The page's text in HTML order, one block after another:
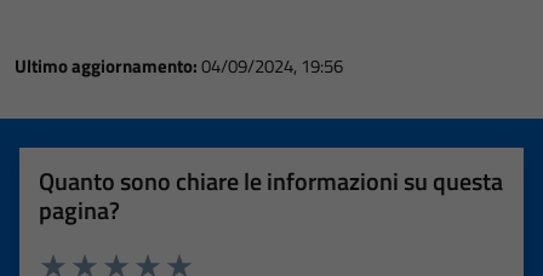
Ultimo aggiornamento:04/09/2024, 19:56
Quanto sono chiare le informazioni su questa
pagina?